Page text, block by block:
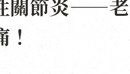
關節炎——老